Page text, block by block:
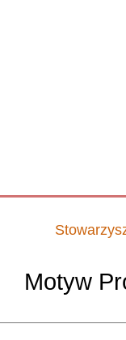
Motyw